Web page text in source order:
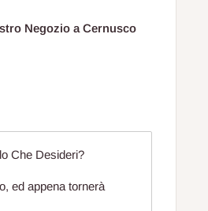
Negozio a Cernusco
Che Desideri?
ed appena tornerà